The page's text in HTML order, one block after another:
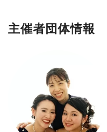
主催者団体情報